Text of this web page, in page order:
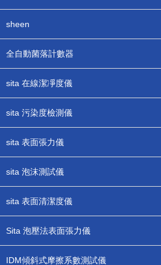
sheen
全自動菌落計數器
sita 在線潔凈度儀
sita 污染度檢測儀
sita 表面張力儀
sita 泡沫測試儀
sita 表面清潔度儀
Sita 泡壓法表面張力儀
IDM傾斜式摩擦系數測試儀